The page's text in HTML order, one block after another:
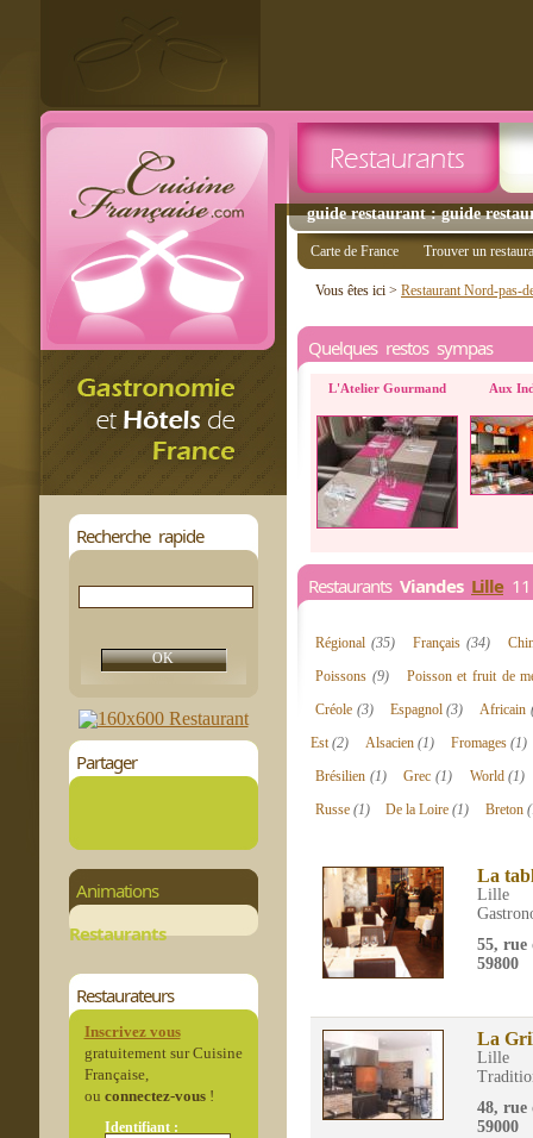
guide restaurant : guide
Recherche rapide
Partager
Animations
Restaurants
Restaurateurs
Inscrivez vous
gratuitement sur Cuisine
Française,
ou connectez-vous!
Identifiant :
Carte de France Trouver un
Vous êtes ici > Restaurant Nord-pas-
Quelques restos sympas
L'Atelier Gourmand Aux
Restaurants Viandes Lille11
Régional (35) Français (34)
Poissons (9)
Poisson et fruit de
Créole (3) Espagnol(3) Africain
Est(2) Alsacien(1) Fromages (1)
Brésilien (1) Grec(1) World(1)
Russe (1) De la Loire(1) Breton
La
Lille
55, rue
59800
La
Lille
48, rue
59000